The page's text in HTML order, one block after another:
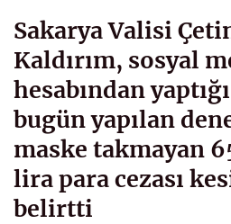
Sakarya Valisi
Kaldırım, sosyal
hesabından
bugün yapılan
maske takmayan
lira para cezası
belirtti